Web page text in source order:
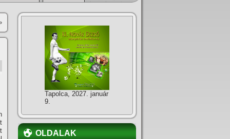
Tapolca, 2027. január
9.
OLDALAK